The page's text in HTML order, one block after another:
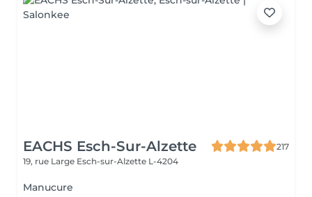
EACHS Esch-Sur-Alzette
217
19, rue Large Esch-sur-Alzette L-4204
Manucure